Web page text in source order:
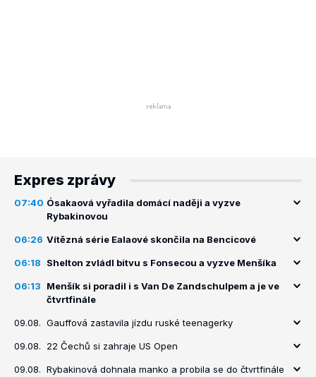
Expres zprávy
07:40 Ósakaová vyřadila domácí naději a vyzve
Rybakinovou
06:26 Vítězná série Ealaové skončila na Bencicové
06:18 Shelton zvládl bitvu s Fonsecou a vyzve Menšíka
06:13
Menšík si poradil i s Van De Zandschulpem a je ve
čtvrtfinále
09.08. Gauffová zastavila jízdu ruské teenagerky
09.08. 22 Čechů si zahraje US Open
09.08. Rybakinová dohnala manko a probila se do čtvrtfinále